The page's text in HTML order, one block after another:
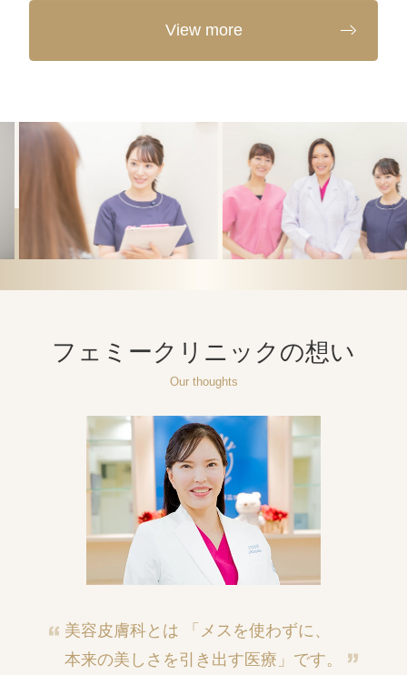
View more
フェミークリニックの想い
Our thoughts
美容皮膚科とは 「メスを使わずに、
本来の美しさを引き出す医療」です。